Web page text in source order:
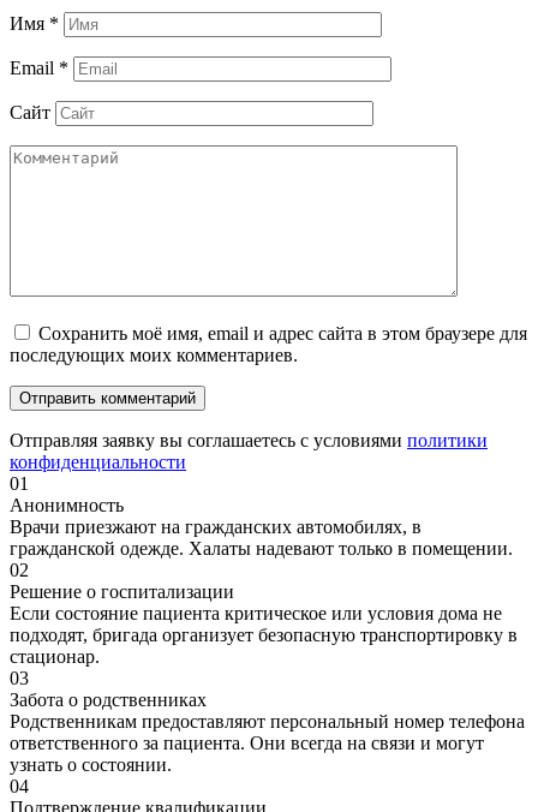
Имя *
Email *
Сайт
Сохранить моё имя, email и адрес сайта в этом браузере для
последующих моих комментариев.
Отправляя заявку вы соглашаетесь с условиями политики
конфиденциальности
01
Анонимность
Врачи приезжают на гражданских автомобилях, в
гражданской одежде. Халаты надевают только в помещении.
02
Решение о госпитализации
Если состояние пациента критическое или условия дома не
подходят, бригада организует безопасную транспортировку в
стационар.
03
Забота о родственниках
Родственникам предоставляют персональный номер телефона
ответственного за пациента. Они всегда на связи и могут
узнать о состоянии.
04
Подтверждение квалификации